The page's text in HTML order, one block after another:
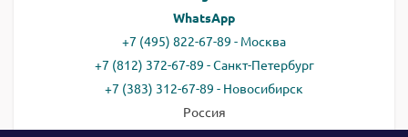
WhatsApp
+7 (495) 822-67-89 - Москва
+7 (812) 372-67-89 - Санкт-Петербург
+7 (383) 312-67-89 - Новосибирск
Россия